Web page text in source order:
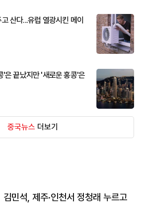
산다...유럽 열광시킨 메이
'은 끝났지만 '새로운 홍콩'은
중국뉴스 더보기
김민석, 제주·인천서 정청래 누르고